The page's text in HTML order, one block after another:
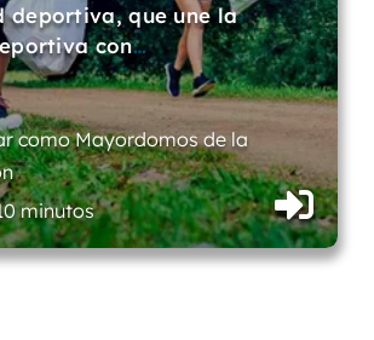
deportiva, que une la
con…
como Mayordomos de la
minutos